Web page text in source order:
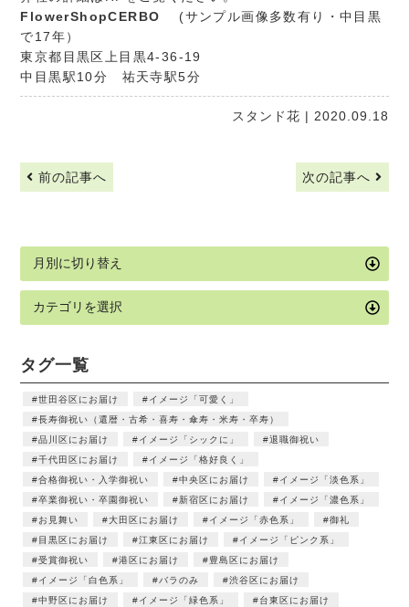
FlowerShopCERBO
(サンプル画像多数有り・中目黒
で17年）
東京都目黒区上目黒4-36-19
中目黒駅10分 祐天寺駅5分
スタンド花 | 2020.09.18
前の記事へ 次の記事へ
タグ一覧
世田谷区にお届け
イメージ「可愛く」
長寿御祝い（還暦・古希・喜寿・傘寿・米寿・卒寿）
品川区にお届け
イメージ「シックに」
退職御祝い
千代田区にお届け
イメージ「格好良く」
合格御祝い・入学御祝い
中央区にお届け
イメージ「淡色系」
卒業御祝い・卒園御祝い
新宿区にお届け
イメージ「濃色系」
お見舞い
大田区にお届け イメージ「赤色系」
御礼
目黒区にお届け
江東区にお届け
イメージ「ピンク系」
受賞御祝い
港区にお届け
豊島区にお届け
イメージ「白色系」
バラのみ
渋谷区にお届け
中野区にお届け
イメージ「緑色系」
台東区にお届け